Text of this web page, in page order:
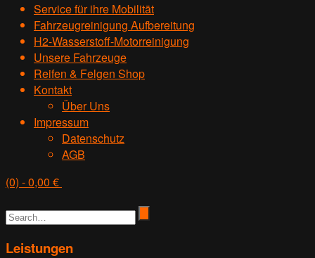
Service für ihre Mobilität
Fahrzeugreinigung Aufbereitung
H2-Wasserstoff-Motorreinigung
Unsere Fahrzeuge
Reifen & Felgen Shop
Kontakt
Über Uns
Impressum
Datenschutz
AGB
(0) - 0,00 €
Leistungen